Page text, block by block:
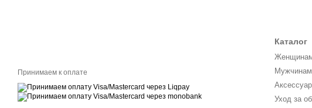
Принимаем к оплате
Каталог
Мужчинам
Уход за